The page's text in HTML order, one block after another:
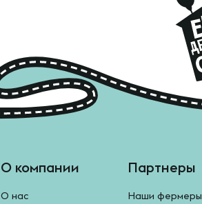
О компании
О нас
Партнеры
Наши фермеры